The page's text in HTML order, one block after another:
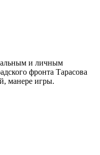
и личным
фронта Тарасова
манере игры.